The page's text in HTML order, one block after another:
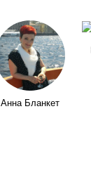
Анна Бланкет